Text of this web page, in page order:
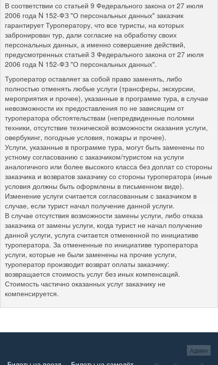
В соответствии со статьей 9 Федерального закона от 27 июля
2006 года N 152-ФЗ "О персональных данных" заказчик
гарантирует Туроператору, что все туристы, на которых
забронирован тур, дали согласие на обработку своих
персональных данных, а именно совершение действий,
предусмотренных статьей 3 Федерального закона от 27 июля
2006 года N 152-ФЗ "О персональных данных".
Туроператор оставляет за собой право заменять, либо
полностью отменять любые услуги (трансферы, экскурсии,
мероприятия и прочее), указанные в программе тура, в случае
невозможности их предоставления по не зависящим от
туроператора обстоятельствам (непредвиденные поломки
техники, отсутствие технической возможности оказания услуги,
овербукинг, погодные условия, пожары и прочее).
Услуги, указанные в программе тура, могут быть заменены по
устному согласованию с заказчиком/туристом на услуги
аналогичного или более высокого класса без доплат со стороны
заказчика и возвратов заказчику со стороны туроператора (иные
условия должны быть оформлены в письменном виде).
Изменение услуги считается согласованным с заказчиком в
случае, если турист начал получение данной услуги.
В случае отсутствия возможности замены услуги, либо отказа
заказчика от замены услуги, когда турист не начал получение
данной услуги, услуга считается отмененной по инициативе
туроператора. За отмененные по инициативе туроператора
услуги, которые не были заменены на прочие услуги,
туроператор производит возврат оплаты заказчику:
возвращается стоимость услуг без иных компенсаций.
Стоимость частично оказанных услуг заказчику не
компенсируется.
Админ